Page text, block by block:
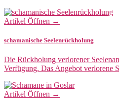
Artikel Öffnen →
schamanische Seelenrückholung
Die Rückholung verlorener
Verfügung. Das Angebot verlorene
Artikel Öffnen →